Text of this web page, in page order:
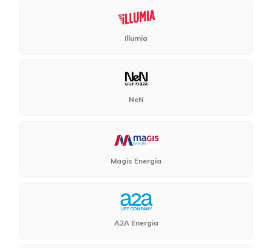
Illumia
NeN
Magis Energia
A2A Energia